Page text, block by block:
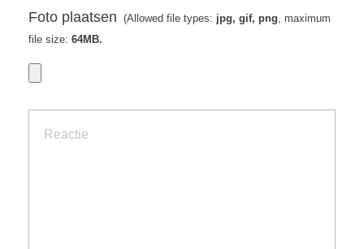
Foto plaatsen (Allowed file types: jpg, gif, png, maximum
file size: 64MB.